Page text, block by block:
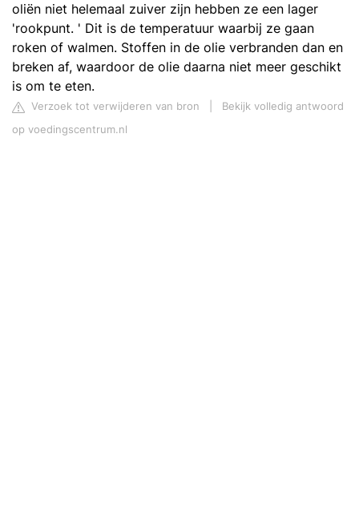
oliën niet helemaal zuiver zijn hebben ze een lager
'rookpunt. ' Dit is de temperatuur waarbij ze gaan
roken of walmen. Stoffen in de olie verbranden dan en
breken af, waardoor de olie daarna niet meer geschikt
is om te eten.
Verzoek tot verwijderen van bron
Bekijk volledig antwoord
op voedingscentrum.nl